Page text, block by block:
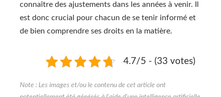
connaître des ajustements dans les années à venir. Il
est donc crucial pour chacun de se tenir informé et
de bien comprendre ses droits en la matière.
4.7/5 - (33 votes)